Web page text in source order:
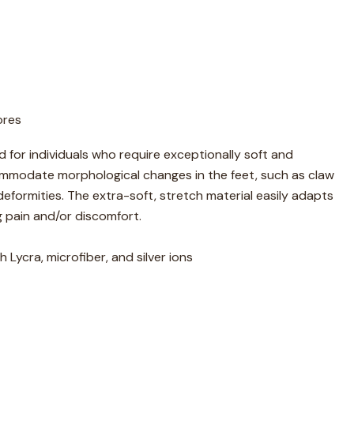
for individuals who require exceptionally soft and
morphological changes in the feet, such as claw
The extra-soft, stretch material easily adapts
pain and/or discomfort.
microfiber, and silver ions